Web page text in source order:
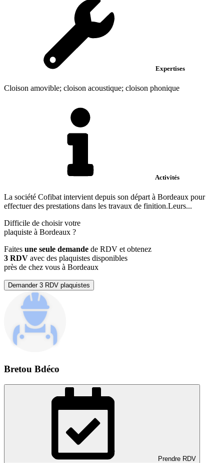
Expertises
Cloison amovible; cloison acoustique; cloison phonique
Activités
La société Cofibat intervient depuis son départ à Bordeaux pour
effectuer des prestations dans les travaux de finition.Leurs...
Difficile de choisir votre
plaquiste à Bordeaux ?
Faites une seule demande de RDV et obtenez
3 RDV avec des plaquistes disponibles
près de chez vous à Bordeaux
Demander 3 RDV plaquistes
Bretou Bdéco
Prendre RDV